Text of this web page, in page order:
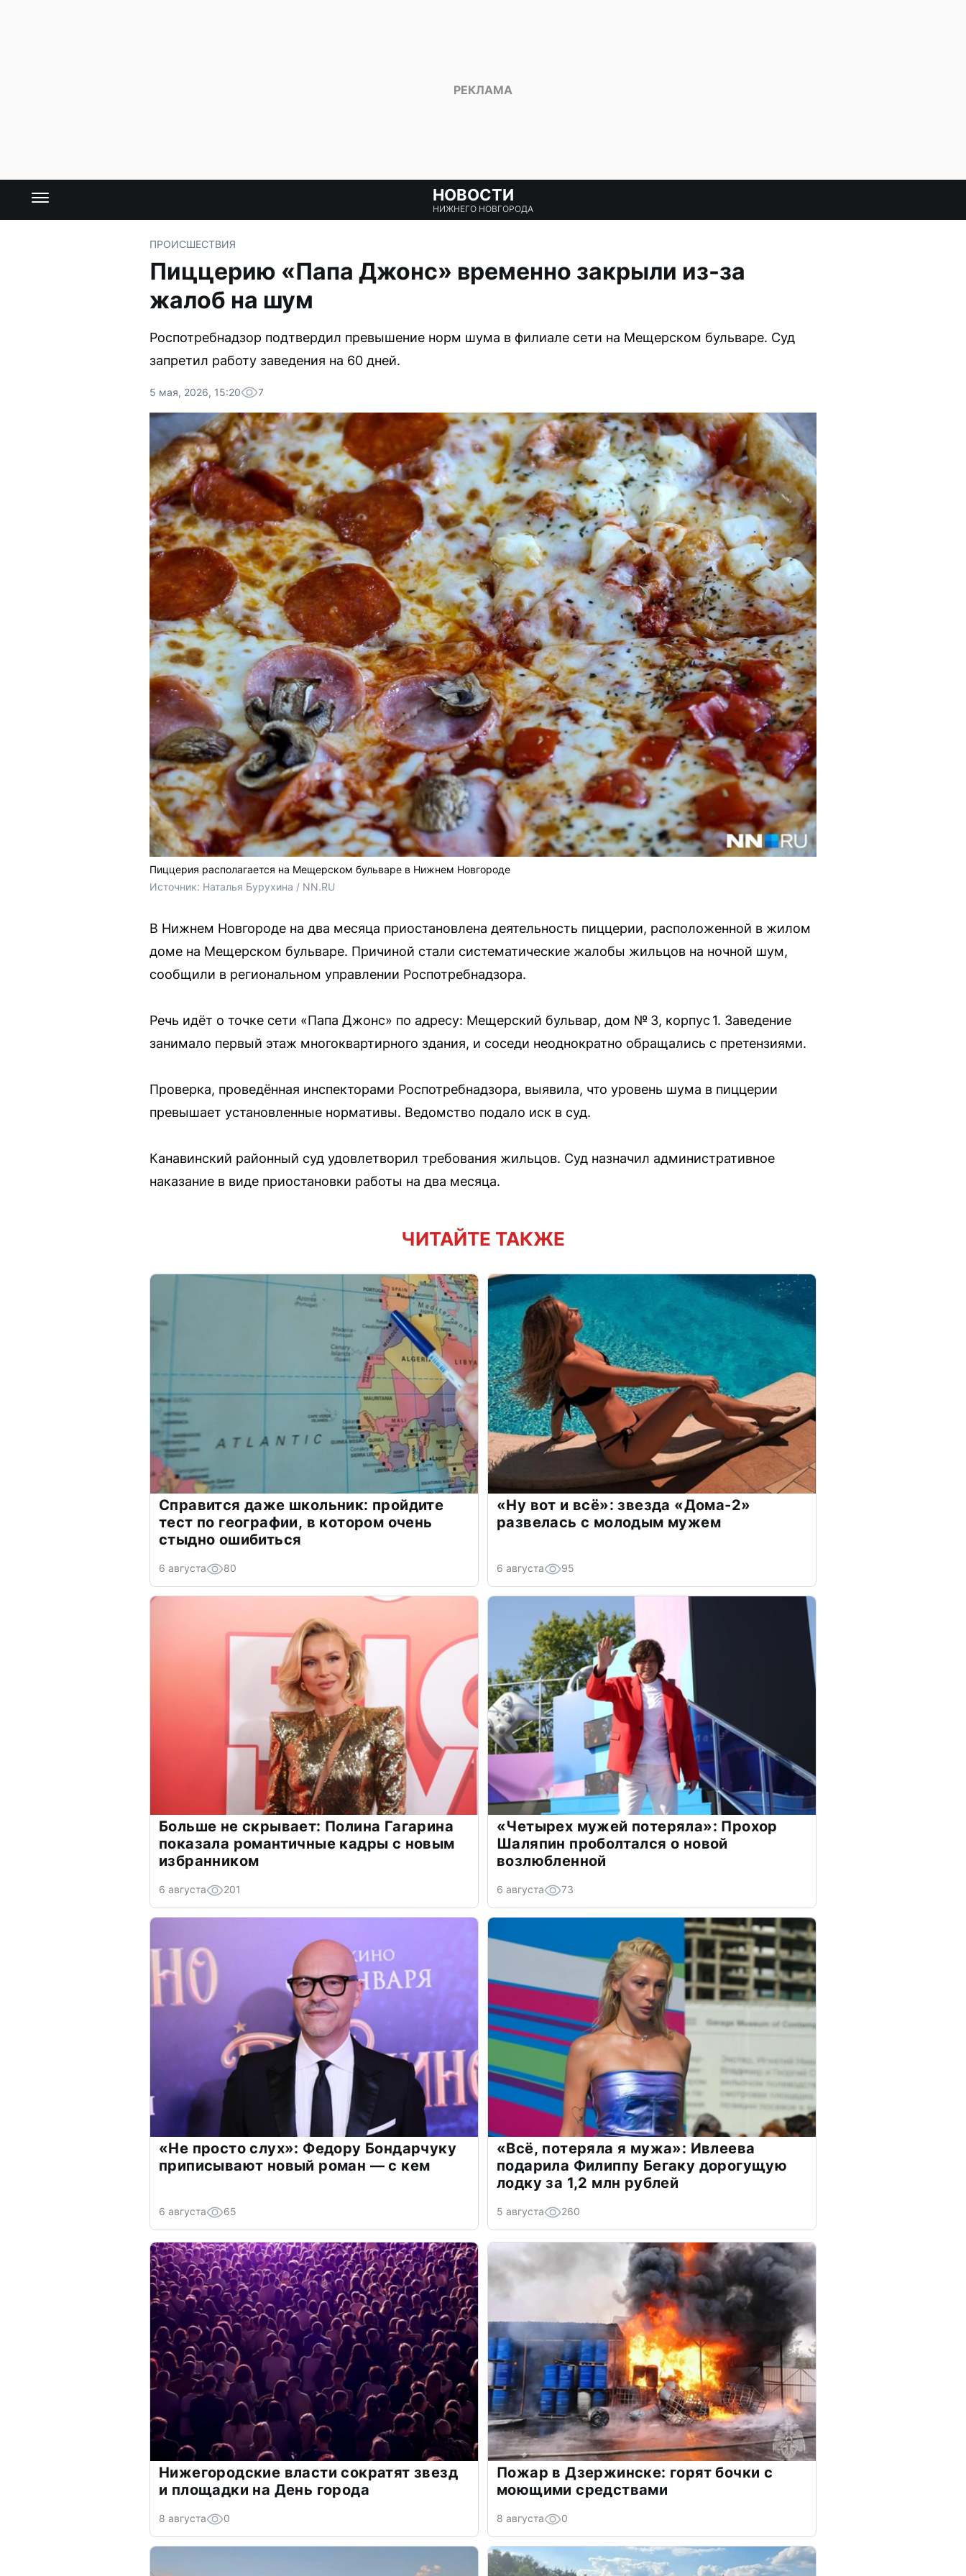
НОВОСТИ
НИЖНЕГО НОВГОРОДА
ПРОИСШЕСТВИЯ
Пиццерию «Папа Джонс» временно закрыли из-за
жалоб на шум
Роспотребнадзор подтвердил превышение норм шума в филиале сети на Мещерском бульваре. Суд
запретил работу заведения на 60 дней.
5 мая, 2026, 15:20 7
Пиццерия располагается на Мещерском бульваре в Нижнем Новгороде
Источник: Наталья Бурухина / NN.RU
В Нижнем Новгороде на два месяца приостановлена деятельность пиццерии, расположенной в жилом
доме на Мещерском бульваре. Причиной стали систематические жалобы жильцов на ночной шум,
сообщили в региональном управлении Роспотребнадзора.
Речь идёт о точке сети «Папа Джонс» по адресу: Мещерский бульвар, дом № 3, корпус 1. Заведение
занимало первый этаж многоквартирного здания, и соседи неоднократно обращались с претензиями.
Проверка, проведённая инспекторами Роспотребнадзора, выявила, что уровень шума в пиццерии
превышает установленные нормативы. Ведомство подало иск в суд.
Канавинский районный суд удовлетворил требования жильцов. Суд назначил административное
наказание в виде приостановки работы на два месяца.
ЧИТАЙТЕ ТАКЖЕ
Справится даже школьник: пройдите
тест по географии, в котором очень
стыдно ошибиться
6 августа 80
«Ну вот и всё»: звезда «Дома-2»
развелась с молодым мужем
6 августа 95
Больше не скрывает: Полина Гагарина
показала романтичные кадры с новым
избранником
6 августа 201
«Четырех мужей потеряла»: Прохор
Шаляпин проболтался о новой
возлюбленной
6 августа 73
«Не просто слух»: Федору Бондарчуку
приписывают новый роман — с кем
6 августа 65
«Всё, потеряла я мужа»: Ивлеева
подарила Филиппу Бегаку дорогущую
лодку за 1,2 млн рублей
5 августа 260
Нижегородские власти сократят звезд
и площадки на День города
8 августа 0
Пожар в Дзержинске: горят бочки с
моющими средствами
8 августа 0